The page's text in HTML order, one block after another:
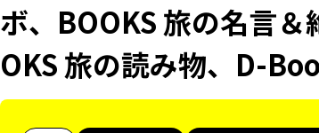
ボ、BOOKS 旅の名言
OKS 旅の読み物、D-